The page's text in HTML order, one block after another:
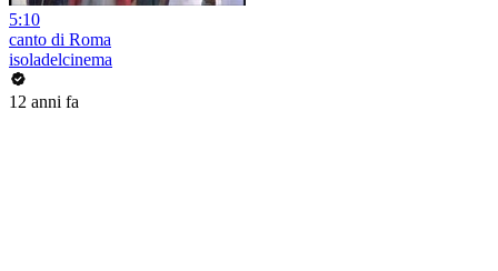
5:10
canto di Roma
isoladelcinema
12 anni fa